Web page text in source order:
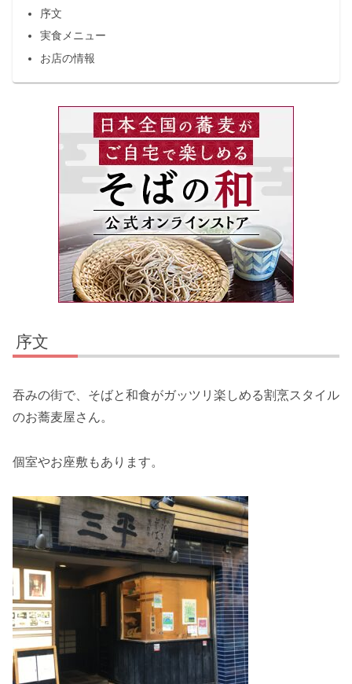
序文
実食メニュー
お店の情報
序文
吞みの街で、そばと和食がガッツリ楽しめる割烹スタイル
のお蕎麦屋さん。
個室やお座敷もあります。